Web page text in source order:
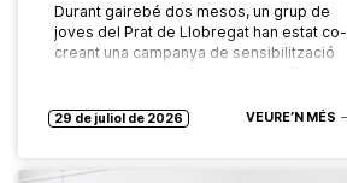
Durant gairebé dos mesos, un grup de
joves del Prat de Llobregat han estat co-
creant una campanya de sensibilització
29 de juliol de 2026 VEURE’N MÉS